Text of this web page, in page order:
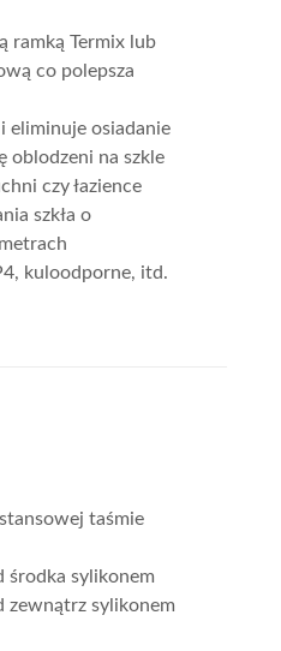
ramką Termix lub
co polepsza
eliminuje osiadanie
oblodzeni na szkle
czy łazience
szkła o
kuloodporne, itd.
taśmie
środka sylikonem
zewnątrz sylikonem